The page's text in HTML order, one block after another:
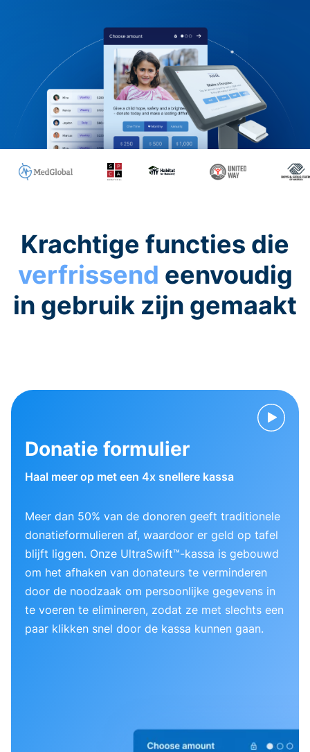
Krachtige functies die
verfrissend eenvoudig
in gebruik zijn gemaakt
Donatie formulier
Haal meer op met een 4x snellere kassa
Meer dan 50% van de donoren geeft traditionele
donatieformulieren af, waardoor er geld op tafel
blijft liggen. Onze UltraSwift™-kassa is gebouwd
om het afhaken van donateurs te verminderen
door de noodzaak om persoonlijke gegevens in
te voeren te elimineren, zodat ze met slechts een
paar klikken snel door de kassa kunnen gaan.